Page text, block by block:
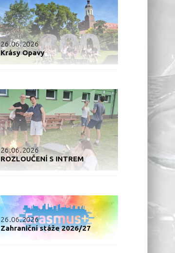
26.06.2026
Krásy Opavy
26.06.2026
ROZLOUČENÍ S INTREM
26.06.2026
Zahraniční stáže 2026/27